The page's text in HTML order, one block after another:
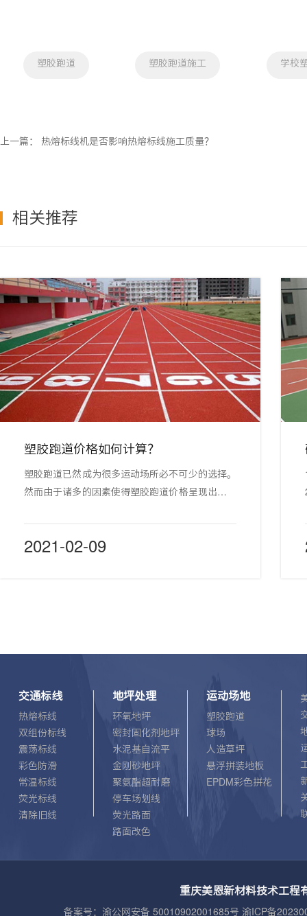
塑胶跑道 塑胶跑道施工 学校
上一篇： 热熔标线机是否影响热熔标线施工质量？
相关推荐
塑胶跑道价格如何计算？
​塑胶跑道已然成为很多运动场所必不可少的选择。
然而由于诸多的因素使得塑胶跑道价格呈现出了高
品价格的因素到底有哪些？影响塑胶跑道价格的因
的类型有很多种。不同类型的跑道所需要的成本以
存在一定的差别。市场上有很多不同类型的同类跑
作关系。因此对于需要铺设面积较大的往往价格会
稍微低一些。如果施工面积较小的话，价格会稍
高。4、施工团队的专业性。通常来说，施工单位
专业性强，而且有丰富的经验，那么所需要的价格
也会偏高一些。若是一些非正规施工单位，在施工
存在猫腻。在选择厂家的时候一定要注意避免单纯
2021-02-09
交通标线
热熔标线
双组份标线
震荡标线
彩色防滑
常温标线
荧光标线
清除旧线
地坪处理
环氧地坪
密封固化剂地坪
水泥基自流平
金刚砂地坪
聚氨酯超耐磨
停车场划线
荧光路面
路面改色
运动场地
塑胶跑道
球场
人造草坪
悬浮拼装地板
EPDM彩色拼花
重庆美恩新材料技术工程
备案号： 渝公网安备 50010902001685号 渝ICP备